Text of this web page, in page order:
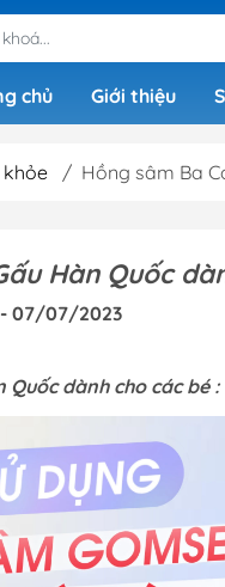
chủ
Giới thiệu
khỏe / Hồng sâm Ba
Hàn Quốc
- 07/07/2023
Quốc dành cho các bé :